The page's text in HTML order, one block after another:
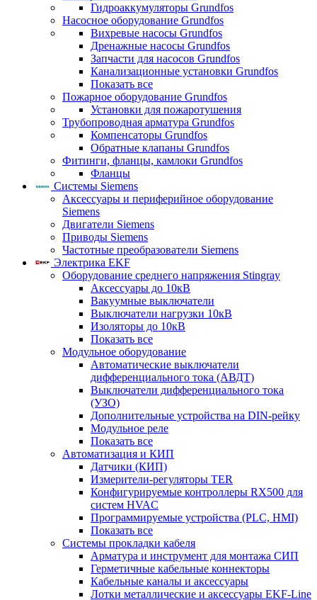
Гидроаккумуляторы Grundfos
Насосное оборудование Grundfos
Вихревые насосы Grundfos
Дренажные насосы Grundfos
Запчасти для насосов Grundfos
Канализационные установки Grundfos
Показать все
Пожарное оборудование Grundfos
Установки для пожаротушения
Трубопроводная арматура Grundfos
Компенсаторы Grundfos
Обратные клапаны Grundfos
Фитинги, фланцы, камлоки Grundfos
Фланцы
Системы Siemens
Аксессуары и периферийное оборудование
Siemens
Двигатели Siemens
Приводы Siemens
Частотные преобразователи Siemens
Электрика EKF
Оборудование среднего напряжения Stingray
Аксессуары до 10кВ
Вакуумные выключатели
Выключатели нагрузки 10кВ
Изоляторы до 10кВ
Показать все
Модульное оборудование
Автоматические выключатели
дифференциального тока (АВДТ)
Выключатели дифференциального тока
(УЗО)
Дополнительные устройства на DIN-рейку
Модульное реле
Показать все
Автоматизация и КИП
Датчики (КИП)
Измерители-регуляторы TER
Конфигурируемые контроллеры RX500 для
систем HVAC
Программируемые устройства (PLC, HMI)
Показать все
Системы прокладки кабеля
Арматура и инструмент для монтажа СИП
Герметичные кабельные коннекторы
Кабельные каналы и аксессуары
Лотки металлические и аксессуары EKF-Line